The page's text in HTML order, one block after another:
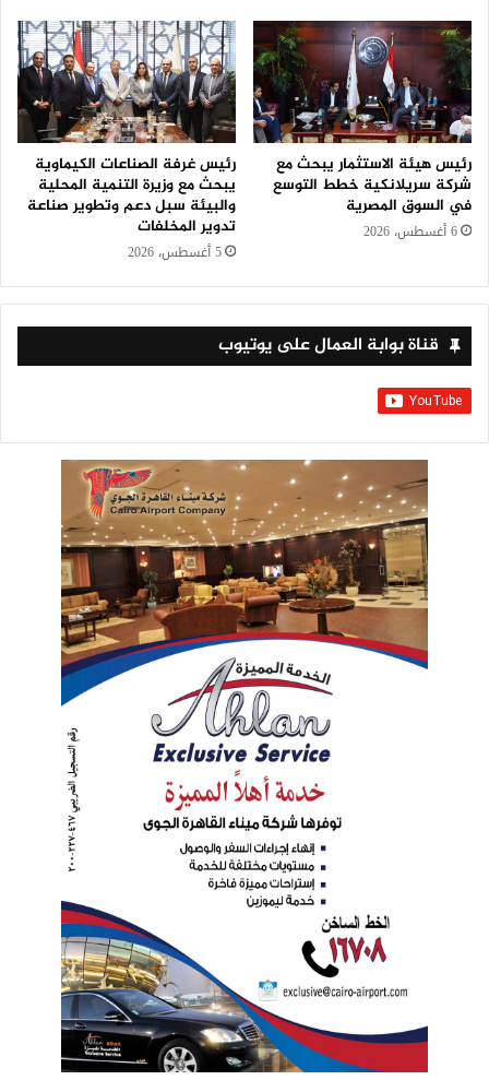
رئيس هيئة الاستثمار يبحث مع
شركة سريلانكية خطط التوسع
في السوق المصرية
6 أغسطس، 2026
رئيس غرفة الصناعات الكيماوية
يبحث مع وزيرة التنمية المحلية
والبيئة سبل دعم وتطوير صناعة
تدوير المخلفات
5 أغسطس، 2026
قناة بوابة العمال على يوتيوب